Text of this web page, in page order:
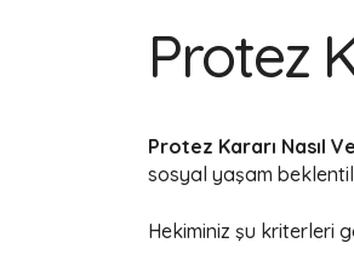
Protez
Protez Kararı Nasıl
sosyal yaşam
Hekiminiz şu kriterleri